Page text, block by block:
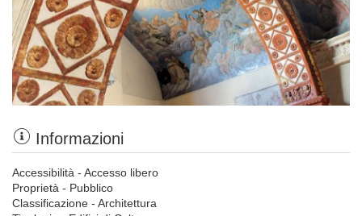
Informazioni
Accessibilità - Accesso libero
Proprietà - Pubblico
Classificazione - Architettura